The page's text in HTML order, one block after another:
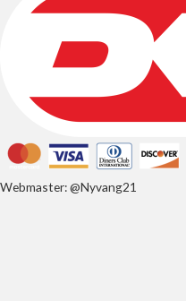
Webmaster: @Nyvang21